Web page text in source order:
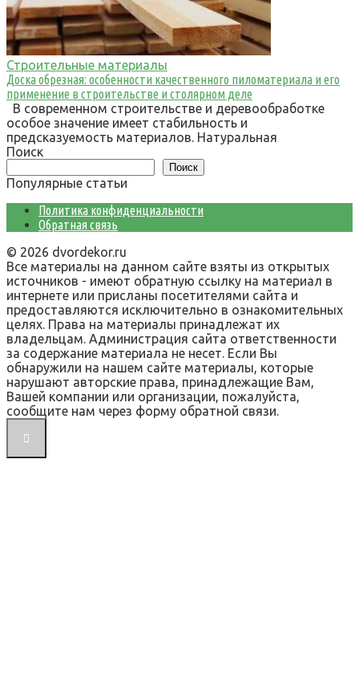
Строительные материалы
Доска обрезная: особенности качественного пиломатериала и его
применение в строительстве и столярном деле
В современном строительстве и деревообработке
особое значение имеет стабильность и
предсказуемость материалов. Натуральная
Поиск
Поиск
Популярные статьи
Политика конфиденциальности
Обратная связь
© 2026 dvordekor.ru
Все материалы на данном сайте взяты из открытых
источников - имеют обратную ссылку на материал в
интернете или присланы посетителями сайта и
предоставляются исключительно в ознакомительных
целях. Права на материалы принадлежат их
владельцам. Администрация сайта ответственности
за содержание материала не несет. Если Вы
обнаружили на нашем сайте материалы, которые
нарушают авторские права, принадлежащие Вам,
Вашей компании или организации, пожалуйста,
сообщите нам через форму обратной связи.